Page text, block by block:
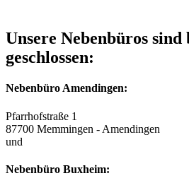
Unsere Nebenbüros
geschlossen:
Nebenbüro Amendingen:
Pfarrhofstraße 1
87700 Memmingen - Amendingen
und
Nebenbüro Buxheim: